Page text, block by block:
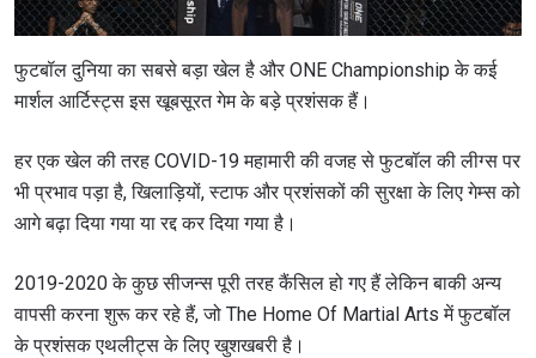
फुटबॉल दुनिया का सबसे बड़ा खेल है और ONE Championship के कई
मार्शल आर्टिस्ट्स इस खूबसूरत गेम के बड़े प्रशंसक हैं।
हर एक खेल की तरह COVID-19 महामारी की वजह से फुटबॉल की लीग्स पर
भी प्रभाव पड़ा है, खिलाड़ियों, स्टाफ और प्रशंसकों की सुरक्षा के लिए गेम्स को
आगे बढ़ा दिया गया या रद्द कर दिया गया है।
2019-2020 के कुछ सीजन्स पूरी तरह कैंसिल हो गए हैं लेकिन बाकी अन्य
वापसी करना शुरू कर रहे हैं, जो The Home Of Martial Arts में फुटबॉल
के प्रशंसक एथलीट्स के लिए खुशखबरी है।